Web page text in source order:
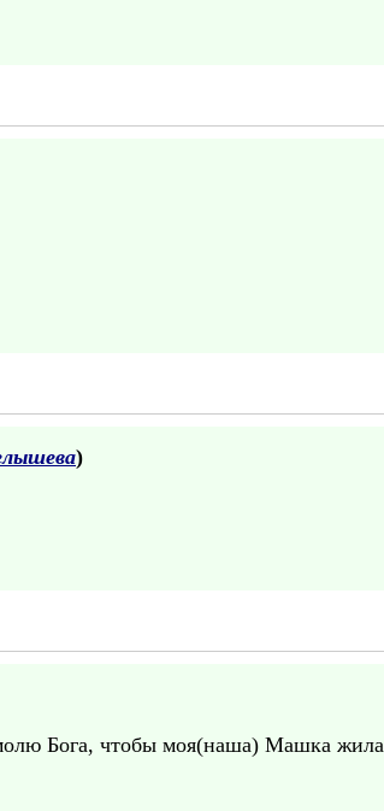
)
Бога, чтобы моя(наша) Машка